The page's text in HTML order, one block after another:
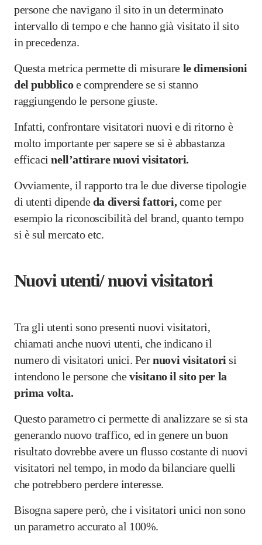
persone che navigano il sito in un determinato
intervallo di tempo e che hanno già visitato il sito
in precedenza.
Questa metrica permette di misurare le dimensioni
del pubblicoe comprendere se si stanno
raggiungendo le persone giuste.
Infatti, confrontare visitatori nuovi e di ritorno è
molto importante per sapere se si è abbastanza
efficacinell’attirare nuovi visitatori.
Ovviamente, il rapporto tra le due diverse tipologie
di utenti dipendeda diversi fattori,come per
esempio la riconoscibilità del brand, quanto tempo
si è sul mercato etc.
Nuovi utenti/ nuovi visitatori
Tra gli utenti sono presenti nuovi visitatori,
chiamati anche nuovi utenti, che indicano il
numero di visitatori unici. Pernuovi visitatori si
intendono le persone chevisitano il sito per la
prima volta.
Questo parametro ci permette di analizzare se si sta
generando nuovo traffico, ed in genere un buon
risultato dovrebbe avere un flusso costante di nuovi
visitatori nel tempo, in modo da bilanciare quelli
che potrebbero perdere interesse.
Bisogna sapere però, che i visitatori unici non sono
un parametro accurato al 100%.